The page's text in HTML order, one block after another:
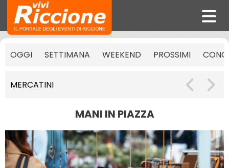
OGGI SETTIMANA WEEKEND PROSSIMI
MERCATINI
MANI IN PIAZZA